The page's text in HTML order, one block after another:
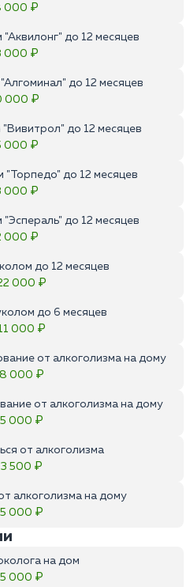
000 ₽
до 12 месяцев
000 ₽
до 12 месяцев
000 ₽
до 12 месяцев
000 ₽
"Торпедо" до 12 месяцев
000 ₽
до 12 месяцев
000 ₽
до 12 месяцев
000 ₽
до 6 месяцев
000 ₽
от алкоголизма на дому
000 ₽
от алкоголизма на дому
000 ₽
от алкоголизма
500 ₽
алкоголизма на дому
000 ₽
на дом
000 ₽